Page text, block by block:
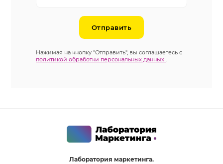
Отправить
Нажимая на кнопку "Отправить", вы соглашаетесь с
политикой обработки персональных данных.
Лаборатория маркетинга.